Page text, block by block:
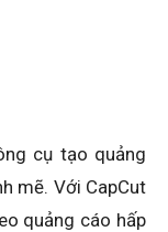
cụ tạo quảng
mẽ. Với CapCut
quảng cáo hấp